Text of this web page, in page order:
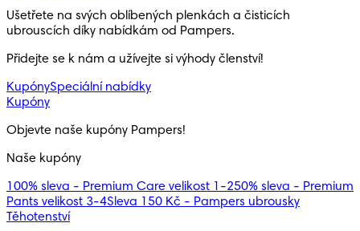
Ušetřete na svých oblíbených plenkách a čisticích
ubrouscích díky nabídkám od Pampers.
Přidejte se k nám a užívejte si výhody členství!
KupónySpeciální nabídky
Kupóny
Objevte naše kupóny Pampers!
Naše kupóny
100% sleva - Premium Care velikost 1-250% sleva - Premium
Pants velikost 3-4Sleva 150 Kč - Pampers ubrousky
Těhotenství